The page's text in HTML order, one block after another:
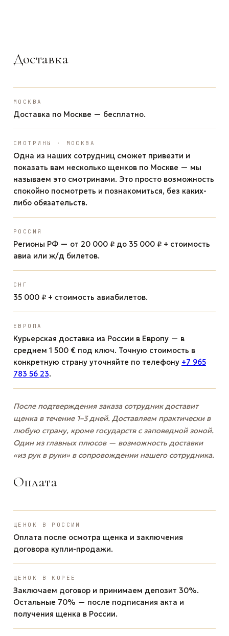
Доставка
МОСКВА
Доставка по Москве — бесплатно.
СМОТРИНЫ · МОСКВА
Одна из наших сотрудниц сможет привезти и
показать вам несколько щенков по Москве — мы
называем это смотринами. Это просто возможность
спокойно посмотреть и познакомиться, без каких-
либо обязательств.
РОССИЯ
Регионы РФ — от 20 000 ₽ до 35 000 ₽ + стоимость
авиа или ж/д билетов.
СНГ
35 000 ₽ + стоимость авиабилетов.
ЕВРОПА
Курьерская доставка из России в Европу — в
среднем 1 500 € под ключ. Точную стоимость в
конкретную страну уточняйте по телефону +7 965
783 56 23.
После подтверждения заказа сотрудник доставит
щенка в течение 1–3 дней. Доставляем практически в
любую страну, кроме государств с заповедной зоной.
Один из главных плюсов — возможность доставки
«из рук в руки» в сопровождении нашего сотрудника.
Оплата
ЩЕНОК В РОССИИ
Оплата после осмотра щенка и заключения
договора купли-продажи.
ЩЕНОК В КОРЕЕ
Заключаем договор и принимаем депозит 30%.
Остальные 70% — после подписания акта и
получения щенка в России.